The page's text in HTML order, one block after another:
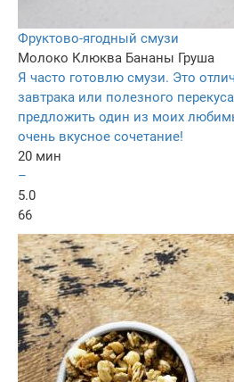
Фруктово-ягодный смузи
Молоко Клюква Бананы Груша
Я часто готовлю смузи. Это
завтрака или полезного
предложить один из моих
очень вкусное сочетание!
20 мин
–
5.0
66